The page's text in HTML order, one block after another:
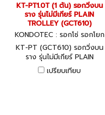
KT-PT1.0T (1 ตัน) รอกวิ่งบน
ราง รุ่นไม่มีเกียร์ PLAIN
TROLLEY (GCT610)
KONDOTEC : รอกโซ่ รอกโยก
รอกถ่วง KT-PT1.0T
KT-PT (GCT610) รอกวิ่งบน
ราง รุ่นไม่มีเกียร์ PLAIN
TROLLEY สินค้าจากประเทศ
ญี่ปุ่น พร้อมใบ CERTIFICATE
เปรียบเทียบ